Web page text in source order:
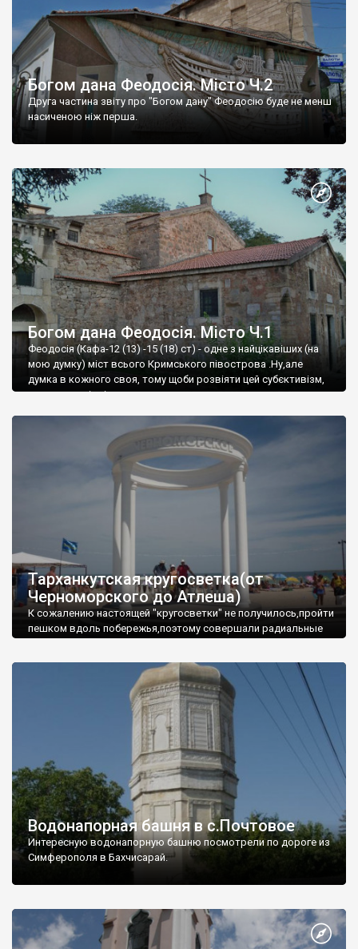
Богом дана Феодосія. Місто Ч.2
Друга частина звіту про "Богом дану" Феодосію буде не менш
насиченою ніж перша.
Богом дана Феодосія. Місто Ч.1
Феодосія (Кафа-12 (13) -15 (18) ст) - одне з найцікавіших (на
мою думку) міст всього Кримського півострова .Ну,але
думка в кожного своя, тому щоби розвіяти цей субєктивізм,
запрошую відвідати це
Тарханкутская кругосветка(от
Черноморского до Атлеша)
К сожалению настоящей "кругосветки" не получилось,пройти
пешком вдоль побережья,поэтому совершали радиальные
Водонапорная башня в с.Почтовое
Интересную водонапорную башню посмотрели по дороге из
Симферополя в Бахчисарай.